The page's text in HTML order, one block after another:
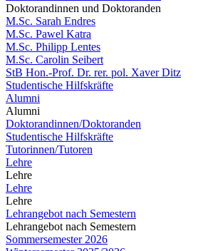
Doktorandinnen und Doktoranden
M.Sc. Sarah Endres
M.Sc. Pawel Katra
M.Sc. Philipp Lentes
M.Sc. Carolin Seibert
StB Hon.-Prof. Dr. rer. pol. Xaver Ditz
Studentische Hilfskräfte
Alumni
Alumni
Doktorandinnen/Doktoranden
Studentische Hilfskräfte
Tutorinnen/Tutoren
Lehre
Lehre
Lehre
Lehre
Lehrangebot nach Semestern
Lehrangebot nach Semestern
Sommersemester 2026